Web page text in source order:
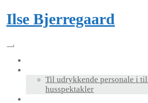
Skip
to
Ilse Bjerregaard
Til udrykkende personale i
husspektakler